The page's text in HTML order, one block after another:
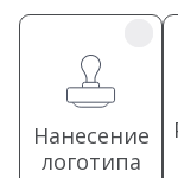
Нанесение
логотипа